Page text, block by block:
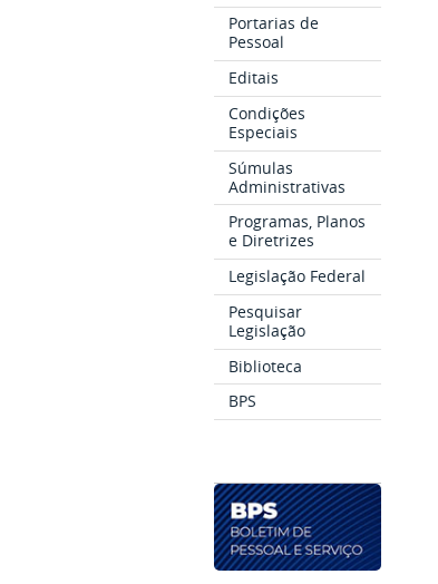
Portarias de
Pessoal
Editais
Condições
Especiais
Súmulas
Administrativas
Programas, Planos
e Diretrizes
Legislação Federal
Pesquisar
Legislação
Biblioteca
BPS